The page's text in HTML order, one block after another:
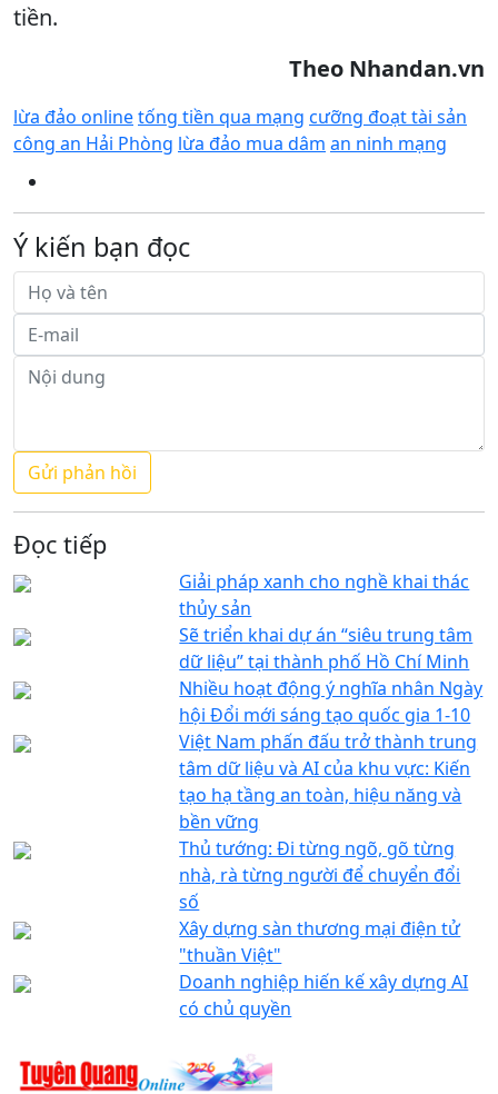
tiền.
Theo Nhandan.vn
lừa đảo onlinetống tiền qua mạng cưỡng đoạt tài sản
công an Hải Phòng lừa đảo mua dâm an ninh mạng
Ý kiến bạn đọc
Đọc tiếp
Giải pháp xanh cho nghề khai thác
thủy sản
Sẽ triển khai dự án “siêu trung tâm
dữ liệu” tại thành phố Hồ Chí Minh
Nhiều hoạt động ý nghĩa nhân Ngày
hội Đổi mới sáng tạo quốc gia 1-10
Việt Nam phấn đấu trở thành trung
tâm dữ liệu và AI của khu vực: Kiến
tạo hạ tầng an toàn, hiệu năng và
bền vững
Thủ tướng: Đi từng ngõ, gõ từng
nhà, rà từng người để chuyển đổi
số
Xây dựng sàn thương mại điện tử
"thuần Việt"
Doanh nghiệp hiến kế xây dựng AI
có chủ quyền